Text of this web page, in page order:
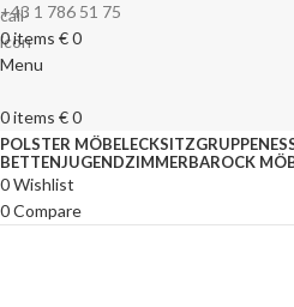
+43 1 786 51 75
0items €0
Menu
0items €0
POLSTER MÖBELECKSITZGRUPPEN
BETTENJUGENDZIMMERBAROCK
0Wishlist
0Compare